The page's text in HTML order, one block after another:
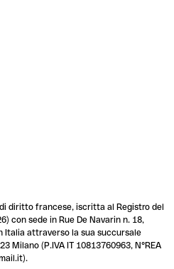
diritto francese, iscritta al Registro del
con sede in Rue De Navarin n. 18,
Italia attraverso la sua succursale
Milano (P.IVA IT 10813760963, N°REA